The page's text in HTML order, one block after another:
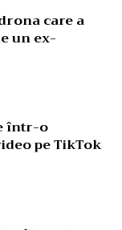
care a
un ex-
într-o
pe TikTok